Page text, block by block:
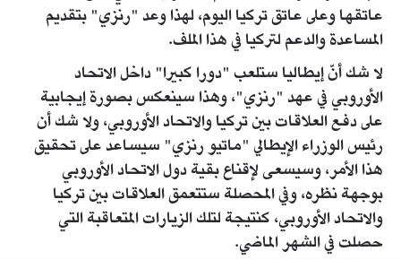
عاتقها وعلى عاتق تركيا اليوم، لهذا وعد "رنزي" بتقديم
المساعدة والدعم لتركيا في هذا الملف.
لا شك أنّ إيطاليا ستلعب "دورا كبيرا" داخل الاتحاد
الأوروبي في عهد "رنزي"، وهذا سينعكس بصورة إيجابية
على دفع العلاقات بين تركيا والاتحاد الأوروبي، ولا شك أن
رئيس الوزراء الإيطالي "ماتيو رنزي" سيساعد على تحقيق
هذا الأمر، وسيسعى لإقناع بقية دول الاتحاد الأوروبي
بوجهة نظره، وفي المحصلة ستتعمق العلاقات بين تركيا
والاتحاد الأوروبي، كنتيجة لتلك الزيارات المتعاقبة التي
حصلت في الشهر الماضي.